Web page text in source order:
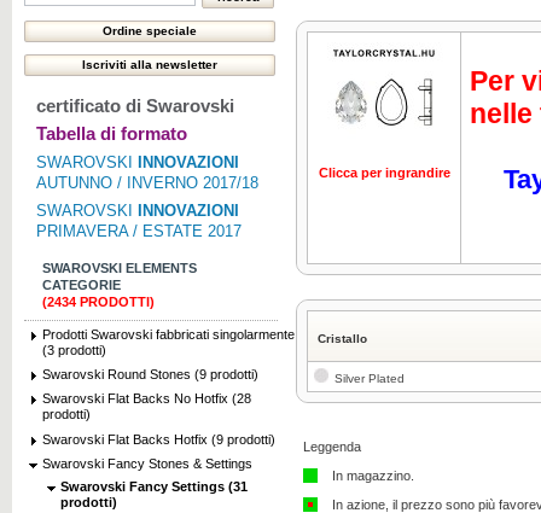
certificato di Swarovski
Tabella di formato
SWAROVSKI
INNOVAZIONI
AUTUNNO / INVERNO 2017/18
SWAROVSKI
INNOVAZIONI
PRIMAVERA / ESTATE 2017
SWAROVSKI ELEMENTS
CATEGORIE
(2434 PRODOTTI)
Prodotti Swarovski fabbricati singolarmente
(3 prodotti)
Swarovski Round Stones (9 prodotti)
Swarovski Flat Backs No Hotfix (28
prodotti)
Swarovski Flat Backs Hotfix (9 prodotti)
Swarovski Fancy Stones & Settings
Swarovski Fancy Settings (31
prodotti)
Clicca per ingrandire
Per
nelle
Cristallo
Silver Plated
Leggenda
In magazzino.
In azione, il prezzo sono più